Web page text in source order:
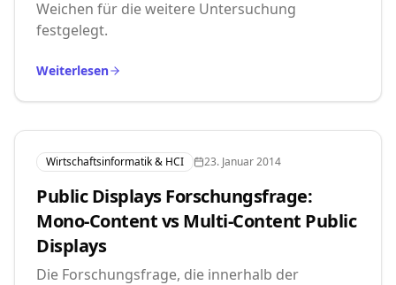
Weichen für die weitere Untersuchung
festgelegt.
Weiterlesen
Wirtschaftsinformatik & HCI 23. Januar 2014
Public Displays Forschungsfrage:
Mono-Content vs Multi-Content Public
Displays
Die Forschungsfrage, die innerhalb der